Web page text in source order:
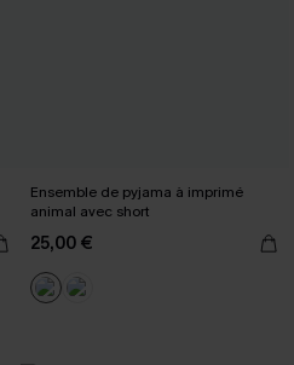
Ensemble de pyjama à imprimé
animal avec short
25,00 €